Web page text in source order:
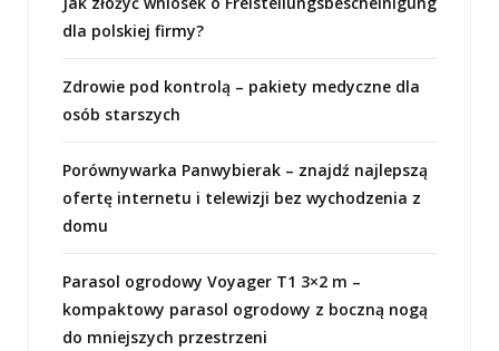
dla polskiej firmy?
Zdrowie pod kontrolą – pakiety medyczne dla
osób starszych
Porównywarka Panwybierak – znajdź najlepszą
ofertę internetu i telewizji bez wychodzenia z
domu
Parasol ogrodowy Voyager T1 3×2 m –
kompaktowy parasol ogrodowy z boczną nogą
do mniejszych przestrzeni